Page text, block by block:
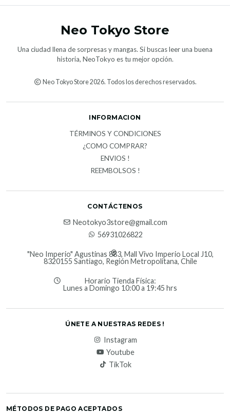
Neo Tokyo Store
Una ciudad llena de sorpresas y mangas. Si buscas leer una buena
historia, NeoTokyo es tu mejor opción.
Neo Tokyo Store 2026. Todos los derechos reservados.
INFORMACION
TÉRMINOS Y CONDICIONES
¿COMO COMPRAR?
ENVIOS !
REEMBOLSOS !
CONTÁCTENOS
Neotokyo3store@gmail.com
56931026822
"Neo Imperio" Agustinas 883, Mall Vivo Imperio Local J10,
8320155 Santiago, Región Metropolitana, Chile
Horario Tienda Física:
Lunes a Domingo 10:00 a 19:45 hrs
ÚNETE A NUESTRAS REDES !
Instagram
Youtube
TikTok
MÉTODOS DE PAGO ACEPTADOS